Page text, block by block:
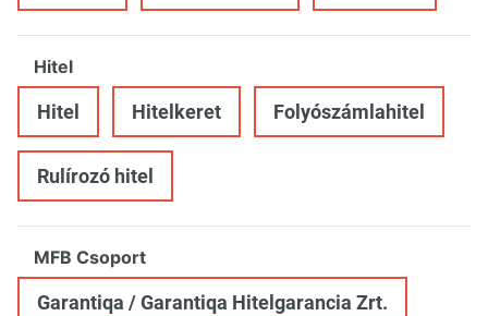
Hitel
Hitel Hitelkeret Folyószámlahitel
Rulírozó hitel
MFB Csoport
Garantiqa / Garantiqa Hitelgarancia Zrt.